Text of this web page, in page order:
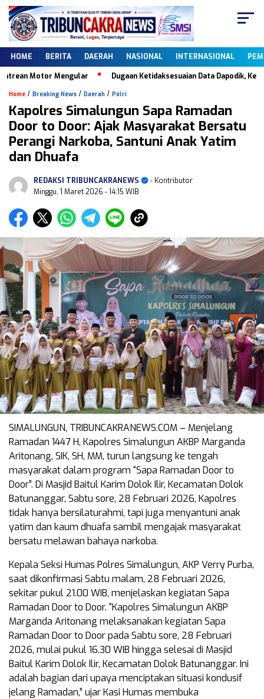
HOME BERITA DAERAH NASIONAL INTERNASIONAL
Mengular Dugaan Ketidaksesuaian Data Dapodik, Keberadaan
Home / Breaking News / Daerah / Polri
Kapolres Simalungun Sapa Ramadan
Door to Door: Ajak Masyarakat Bersatu
Perangi Narkoba, Santuni Anak Yatim
dan Dhuafa
REDAKSI TRIBUNCAKRANEWS
- Kontributor
Minggu, 1 Maret 2026 - 14:15 WIB
SIMALUNGUN, TRIBUNCAKRANEWS.COM – Menjelang
Ramadan 1447 H, Kapolres Simalungun AKBP Marganda
Aritonang, SIK, SH, MM, turun langsung ke tengah
masyarakat dalam program “Sapa Ramadan Door to
Door”. Di Masjid Baitul Karim Dolok Ilir, Kecamatan Dolok
Batunanggar, Sabtu sore, 28 Februari 2026, Kapolres
tidak hanya bersilaturahmi, tapi juga menyantuni anak
yatim dan kaum dhuafa sambil mengajak masyarakat
bersatu melawan bahaya narkoba.
Kepala Seksi Humas Polres Simalungun, AKP Verry Purba,
saat dikonfirmasi Sabtu malam, 28 Februari 2026,
sekitar pukul 21.00 WIB, menjelaskan kegiatan Sapa
Ramadan Door to Door. “Kapolres Simalungun AKBP
Marganda Aritonang melaksanakan kegiatan Sapa
Ramadan Door to Door pada Sabtu sore, 28 Februari
2026, mulai pukul 16.30 WIB hingga selesai di Masjid
Baitul Karim Dolok Ilir, Kecamatan Dolok Batunanggar. Ini
adalah bagian dari upaya menciptakan situasi kondusif
jelang Ramadan,” ujar Kasi Humas membuka